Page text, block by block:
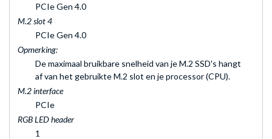
PCIe Gen 4.0
M.2 slot 4
PCIe Gen 4.0
Opmerking:
De maximaal bruikbare snelheid van je M.2 SSD's hangt
af van het gebruikte M.2 slot en je processor (CPU).
M.2 interface
PCIe
RGB LED header
1